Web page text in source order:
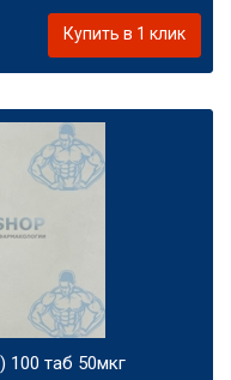
Купить в 1 клик
100 таб 50мкг